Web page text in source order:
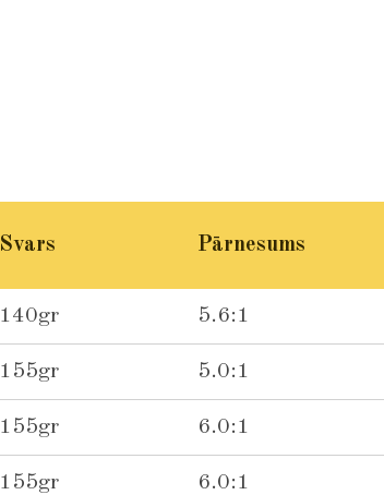
Svars Pārnesums
140gr 5.6:1
155gr 5.0:1
155gr 6.0:1
155gr 6.0:1